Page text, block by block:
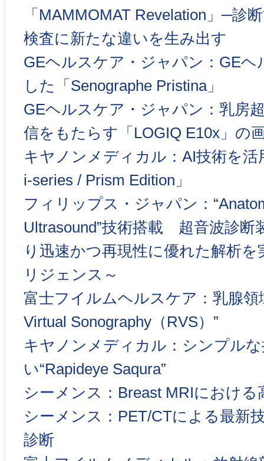
「MAMMOMAT Revelation」─診
検査に新たな違いを生み出す
GEヘルスケア・ジャパン：GEヘ
した「Senographe Pristina」
GEヘルスケア・ジャパン：乳房
信をもたらす「LOGIQ E10x」の
キヤノンメディカル：AI技術を
i-series / Prism Edition」
フィリップス・ジャパン：
Ultrasound”技術搭載 超音波診断
り迅速かつ再現性に優れた解析
リジェンス～
富士フイルムヘルスケア：乳腺領
Virtual Sonography（RVS）”
キヤノンメディカル：シンプル
い“Rapideye Saqura”
シーメンス：Breast MRIにおける
シーメンス：PET/CTによる最新
診断